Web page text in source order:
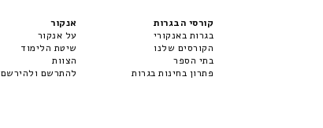
קורסי הבגרות
בגרות באנקורי
הקורסים שלנו
בתי הספר
פתרון בחינות בגרות
אנקור
על אנקור
שיטת הלימוד
הצוות
להתרשם ולהירשם